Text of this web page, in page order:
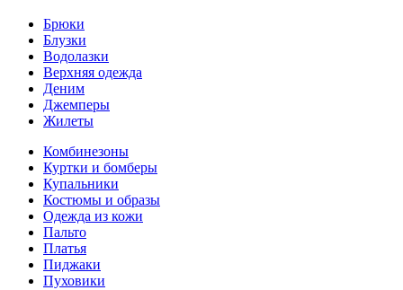
Брюки
Блузки
Водолазки
Верхняя одежда
Деним
Джемперы
Жилеты
Комбинезоны
Куртки и бомберы
Купальники
Костюмы и образы
Одежда из кожи
Пальто
Платья
Пиджаки
Пуховики